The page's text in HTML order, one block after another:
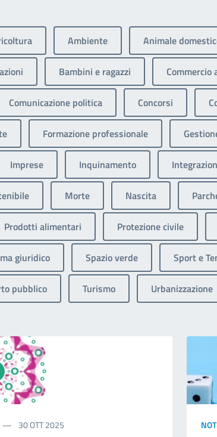
Ambiente Animale
Bambini e ragazzi Commercio
Comunicazione politica Concorsi
Formazione professionale
Imprese Inquinamento
Morte Nascita
Prodotti alimentari Protezione civile
giuridico Spazio verde Sport e
pubblico Turismo Urbanizzazione
30OTT 2025